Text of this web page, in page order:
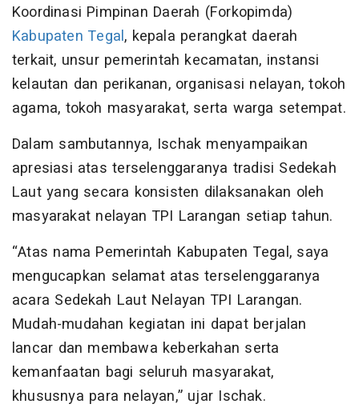
Koordinasi Pimpinan Daerah (Forkopimda)
Kabupaten Tegal, kepala perangkat daerah
terkait, unsur pemerintah kecamatan, instansi
kelautan dan perikanan, organisasi nelayan, tokoh
agama, tokoh masyarakat, serta warga setempat.
Dalam sambutannya, Ischak menyampaikan
apresiasi atas terselenggaranya tradisi Sedekah
Laut yang secara konsisten dilaksanakan oleh
masyarakat nelayan TPI Larangan setiap tahun.
“Atas nama Pemerintah Kabupaten Tegal, saya
mengucapkan selamat atas terselenggaranya
acara Sedekah Laut Nelayan TPI Larangan.
Mudah-mudahan kegiatan ini dapat berjalan
lancar dan membawa keberkahan serta
kemanfaatan bagi seluruh masyarakat,
khususnya para nelayan,” ujar Ischak.